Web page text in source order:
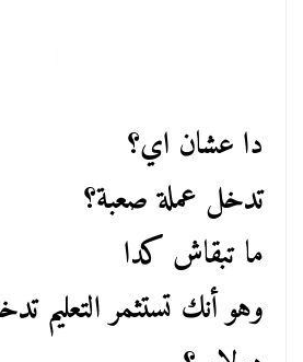
دا عشان اي؟
تدخل عملة صعبة؟
ما تبقاش كدا